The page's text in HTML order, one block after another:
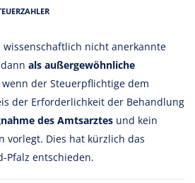
nicht anerkannte
dannals außergewöhnliche
der Steuerpflichtige dem
der Erforderlichkeit der Behandlung
des Amtsarztes und kein
vorlegt. Dies hat kürzlich das
Pfalz entschieden.